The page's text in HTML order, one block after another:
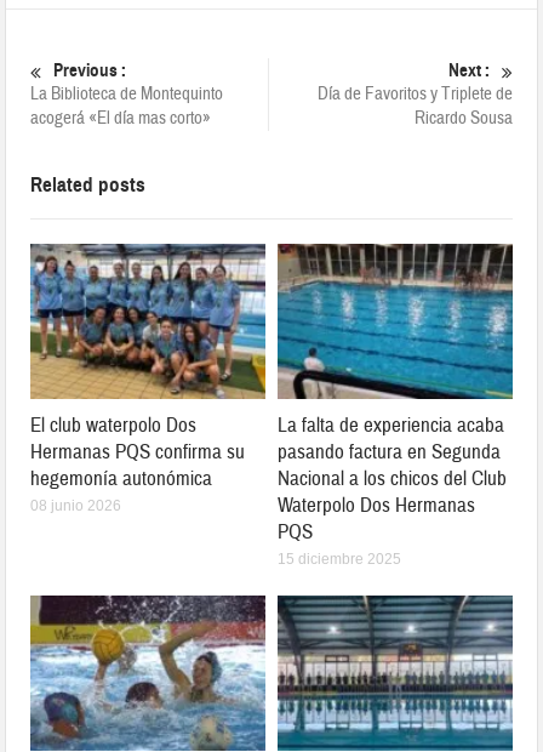
Previous :
La Biblioteca de Montequinto
acogerá «El día mas corto»
Next :
Día de Favoritos y Triplete de
Ricardo Sousa
Related posts
El club waterpolo Dos
Hermanas PQS confirma su
hegemonía autonómica
08 junio 2026
La falta de experiencia acaba
pasando factura en Segunda
Nacional a los chicos del Club
Waterpolo Dos Hermanas
PQS
15 diciembre 2025